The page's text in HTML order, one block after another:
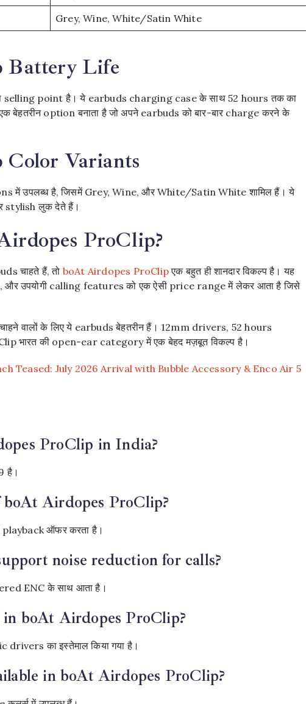
Grey, Wine, White/Satin White
Battery Life
point है। ये earbuds charging case के साथ 52 hours तक का
बेहतरीन option बनाता है जो अपने earbuds को बार-बार charge करने के
Variants
में उपलब्ध है, जिसमें Grey, Wine, और White/Satin White शामिल हैं। ये
stylish लुक देते हैं।
ProClip?
चाहते हैं, तो boAt Airdopes ProClipएक बहुत ही शानदार विकल्प है। यह
calling features को एक ऐसी price range में लेकर आता है जिसे
वालों के लिए ये earbuds बेहतरीन हैं। 12mm drivers, 52 hours
भारत की open-ear category में एक बेहद मज़बूत विकल्प है।
Teased: July 2026 Arrival with Bubble Accessory & Enco Air 5
ProClip in India?
है।
Airdopes ProClip?
ऑफर करता है।
noise reduction for calls?
ENC के साथ आता है।
boAt Airdopes ProClip?
का इस्तेमाल किया गया है।
in boAt Airdopes ProClip?